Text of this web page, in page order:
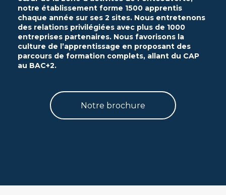
notre établissement forme 1500 apprentis
chaque année sur ses 2 sites. Nous entretenons
des relations privilégiées avec plus de 1000
entreprises partenaires. Nous favorisons la
culture de l’apprentissage en proposant des
parcours de formation complets, allant du CAP
au BAC+2.
Notre brochure